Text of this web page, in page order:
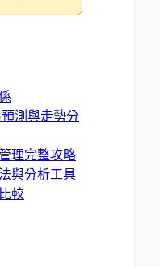
測與走勢分
理完整攻略
與分析工具
較